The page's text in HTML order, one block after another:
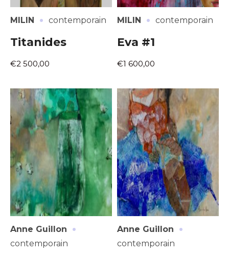
MILIN · contemporain
Titanides
€2 500,00
MILIN · contemporain
Eva #1
€1 600,00
Anne Guillon ·
contemporain
Anne Guillon ·
contemporain